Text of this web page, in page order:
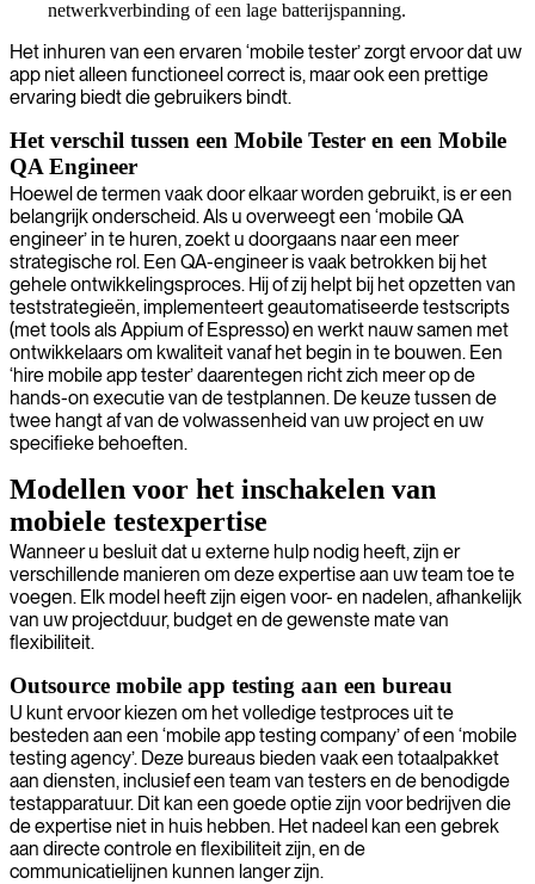
netwerkverbinding of een lage batterijspanning.
Het inhuren van een ervaren ‘mobile tester’ zorgt ervoor dat uw
app niet alleen functioneel correct is, maar ook een prettige
ervaring biedt die gebruikers bindt.
Het verschil tussen een Mobile Tester en een Mobile
QA Engineer
Hoewel de termen vaak door elkaar worden gebruikt, is er een
belangrijk onderscheid. Als u overweegt een ‘mobile QA
engineer’ in te huren, zoekt u doorgaans naar een meer
strategische rol. Een QA-engineer is vaak betrokken bij het
gehele ontwikkelingsproces. Hij of zij helpt bij het opzetten van
teststrategieën, implementeert geautomatiseerde testscripts
(met tools als Appium of Espresso) en werkt nauw samen met
ontwikkelaars om kwaliteit vanaf het begin in te bouwen. Een
‘hire mobile app tester’ daarentegen richt zich meer op de
hands-on executie van de testplannen. De keuze tussen de
twee hangt af van de volwassenheid van uw project en uw
specifieke behoeften.
Modellen voor het inschakelen van
mobiele testexpertise
Wanneer u besluit dat u externe hulp nodig heeft, zijn er
verschillende manieren om deze expertise aan uw team toe te
voegen. Elk model heeft zijn eigen voor- en nadelen, afhankelijk
van uw projectduur, budget en de gewenste mate van
flexibiliteit.
Outsource mobile app testing aan een bureau
U kunt ervoor kiezen om het volledige testproces uit te
besteden aan een ‘mobile app testing company’ of een ‘mobile
testing agency’. Deze bureaus bieden vaak een totaalpakket
aan diensten, inclusief een team van testers en de benodigde
testapparatuur. Dit kan een goede optie zijn voor bedrijven die
de expertise niet in huis hebben. Het nadeel kan een gebrek
aan directe controle en flexibiliteit zijn, en de
communicatielijnen kunnen langer zijn.